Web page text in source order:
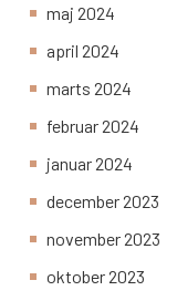
maj 2024
april 2024
marts 2024
februar 2024
januar 2024
december 2023
november 2023
oktober 2023